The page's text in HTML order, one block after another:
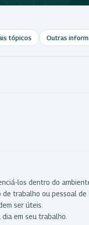
tópicos Outras
los dentro do
trabalho ou pessoal de
ser úteis.
em seu trabalho.